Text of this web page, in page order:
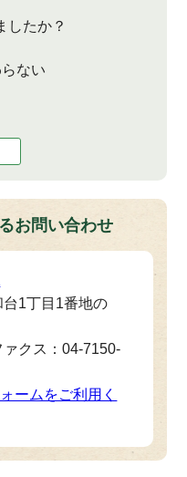
したか？
ない
お問い合わせ
1丁目1番地の
クス：04-7150-
ームをご利用く